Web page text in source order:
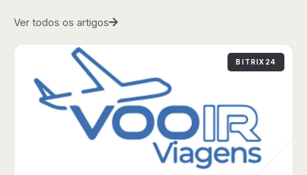
Ver todos os artigos
BITRIX24